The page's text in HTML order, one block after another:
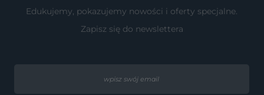
Edukujemy, pokazujemy nowości i oferty specjalne.
Zapisz się do newslettera